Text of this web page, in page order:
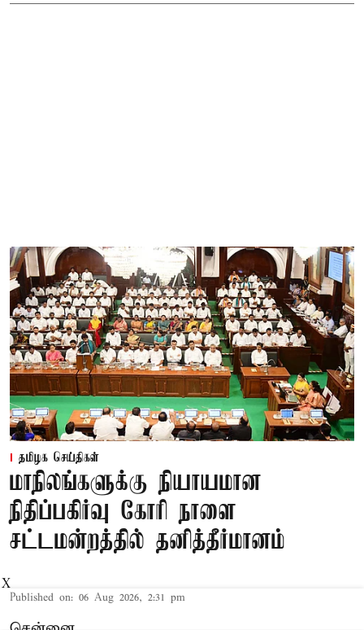
தமிழக செய்திகள்
மாநிலங்களுக்கு நியாயமான
நிதிப்பகிர்வு கோரி நாளை
சட்டமன்றத்தில் தனித்தீர்மானம்
Published on: 06 Aug 2026, 2:31 pm
X